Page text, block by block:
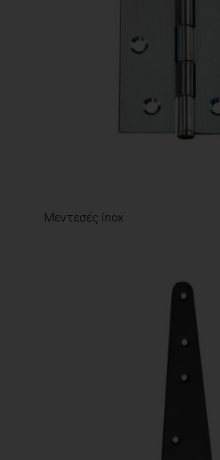
Μεντεσές inox